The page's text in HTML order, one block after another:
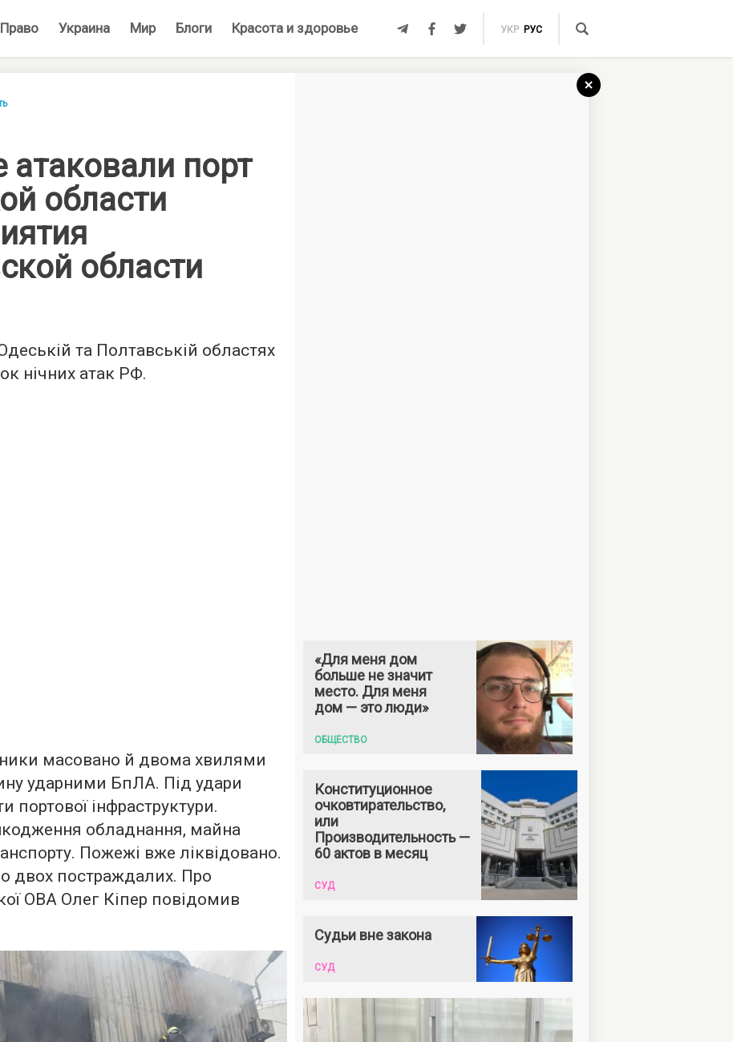
Право Украина Мир Блоги Красота и здоровье УКР РУС
атаковали порт
области
области
та Полтавській областях
нічних атак РФ.
масовано й двома хвилями
ударними БпЛА. Під удари
портової інфраструктури.
обладнання, майна
Пожежі вже ліквідовано.
двох постраждалих. Про
ОВА Олег Кіпер повідомив
«Для меня дом
больше не значит
место. Для меня
дом — это люди»
ОБЩЕСТВО
Конституционное
очковтирательство,
или
Производительность —
60 актов в месяц
СУД
Судьи вне закона
СУД